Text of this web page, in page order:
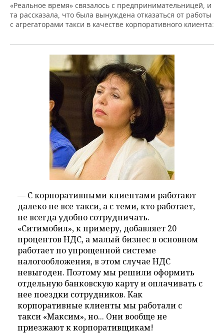
«Реальное время» связалось с предпринимательницей, и
та рассказала, что была вынуждена отказаться от работы
с агрегаторами такси в качестве корпоративного клиента:
— С корпоративными клиентами работают
далеко не все такси, а с теми, кто работает,
не всегда удобно сотрудничать.
«Ситимобил», к примеру, добавляет 20
процентов НДС, а малый бизнес в основном
работает по упрощенной системе
налогообложения, в этом случае НДС
невыгоден. Поэтому мы решили оформить
отдельную банковскую карту и оплачивать с
нее поездки сотрудников. Как
корпоративные клиенты мы работали с
такси «Максим», но... Они вообще не
приезжают к корпоративщикам!